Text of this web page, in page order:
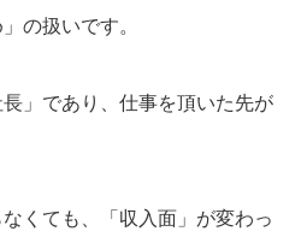
の扱いです。
」であり、仕事を頂いた先が
くても、「収入面」が変わっ